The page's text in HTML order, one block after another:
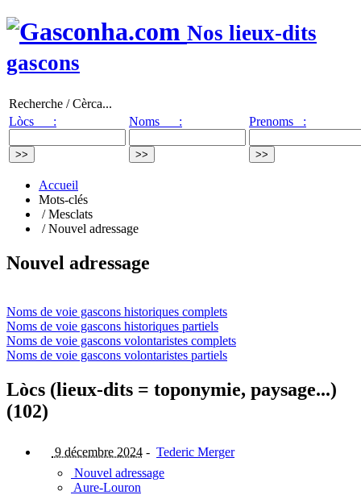
Nos lieux-dits
gascons
Recherche / Cèrca...
Lòcs :
Noms : Prenoms :
Accueil
Mots-clés
/ Mesclats
/ Nouvel adressage
Nouvel adressage
Noms de voie gascons historiques complets
Noms de voie gascons historiques partiels
Noms de voie gascons volontaristes complets
Noms de voie gascons volontaristes partiels
Lòcs (lieux-dits = toponymie, paysage...)
(102)
9 décembre 2024 - Tederic Merger
Nouvel adressage
Aure-Louron